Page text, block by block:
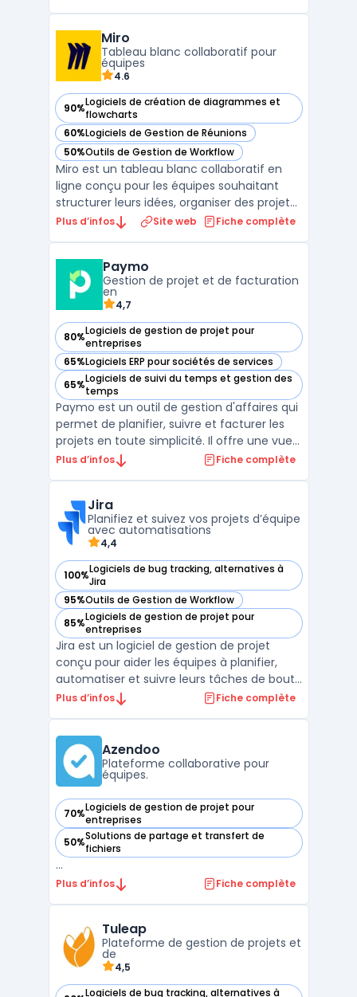
travail en équipe plus productif et plus
facile, grâce à u ...
Miro
Tableau blanc collaboratif pour
équipes
4.6
90%Logiciels de création de diagrammes et
flowcharts
— voir Miro dans cette catégorie
60%Logiciels de Gestion de Réunions
— voir Miro dans cette catégorie
50%Outils de Gestion de Workflow
— voir Miro dans cette catégorie
Miro est un tableau blanc collaboratif en
ligne conçu pour les équipes souhaitant
structurer leurs idées, organiser des projets
et faciliter la créativité en groupe. Cet outil
créer des cartes mentales et construire des
Plus d’infos Site web Fiche complète
Paymo
Gestion de projet et de facturation
en
4,7
80%Logiciels de gestion de projet pour
entreprises
— voir Paymo dans cette catégorie
65%Logiciels ERP pour sociétés de services
— voir Paymo dans cette catégorie
65%Logiciels de suivi du temps et gestion des
temps
— voir Paymo dans cette catégorie
Paymo est un outil de gestion d'affaires qui
permet de planifier, suivre et facturer les
projets en toute simplicité. Il offre une vue
d'ensemble sur les tâches assignées à
productivité et des outils de
communication ...
Plus d’infos Fiche complète
Jira
Planifiez et suivez vos projets d’équipe
avec automatisations
4,4
100%Logiciels de bug tracking, alternatives à
Jira
— voir Jira dans cette catégorie
95%Outils de Gestion de Workflow
— voir Jira dans cette catégorie
85%Logiciels de gestion de projet pour
entreprises
— voir Jira dans cette catégorie
Jira est un logiciel de gestion de projet
conçu pour aider les équipes à planifier,
automatiser et suivre leurs tâches de bout
en bout. Dans un contexte où la
facilite l’alignement sur les objectifs, la
priorisation de ...
Plus d’infos Fiche complète
Azendoo
Plateforme collaborative pour
équipes.
70%Logiciels de gestion de projet pour
entreprises
— voir Azendoo dans cette catégorie
50%Solutions de partage et transfert de
fichiers
— voir Azendoo dans cette catégorie
...
Plus d’infos Fiche complète
Tuleap
Plateforme de gestion de projets et
de
4,5
Logiciels de bug tracking, alternatives à